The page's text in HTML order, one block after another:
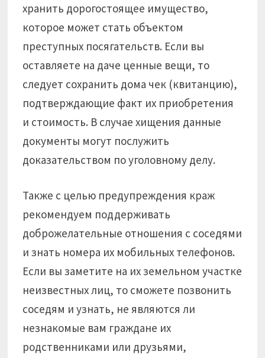
хранить дорогостоящее имущество,
которое может стать объектом
преступных посягательств. Если вы
оставляете на даче ценные вещи, то
следует сохранить дома чек (квитанцию),
подтверждающие факт их приобретения
и стоимость. В случае хищения данные
документы могут послужить
доказательством по уголовному делу.
Также с целью предупреждения краж
рекомендуем поддерживать
доброжелательные отношения с соседями
и знать номера их мобильных телефонов.
Если вы заметите на их земельном участке
неизвестных лиц, то сможете позвонить
соседям и узнать, не являются ли
незнакомые вам граждане их
родственниками или друзьями,